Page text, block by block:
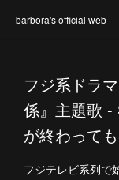
barbora's official web
フジ系ドラ
係』主題歌 -
が終わっても
フジテレビ系列で